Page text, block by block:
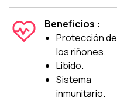
Beneficios :
Protección de
los riñones.
Libido.
Sistema
inmunitario.